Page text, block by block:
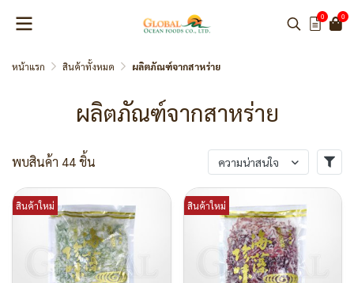
0 0
หน้าแรก สินค้าทั้งหมด ผลิตภัณฑ์จากสาหร่าย
ผลิตภัณฑ์จากสาหร่าย
พบสินค้า 44 ชิ้น ความน่าสนใจ
สินค้าใหม่ สินค้าใหม่